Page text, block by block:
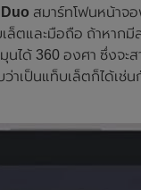
สมาร์ทโฟนหน้าจ
ล็ตและมือถือ ถ้าหาก
นได้ 360 องศา ซึ่งจ
าเป็นแท็บเล็ตก็ได้เช่